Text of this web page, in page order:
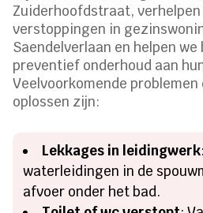
Zuiderhoofdstraat,
verstoppingen in
Saendelverlaan en helpen
preventief onderhoud aan
Veelvoorkomende problemen
oplossen zijn:
Lekkages in leidingwerk
waterleidingen in de
afvoer onder het bad.